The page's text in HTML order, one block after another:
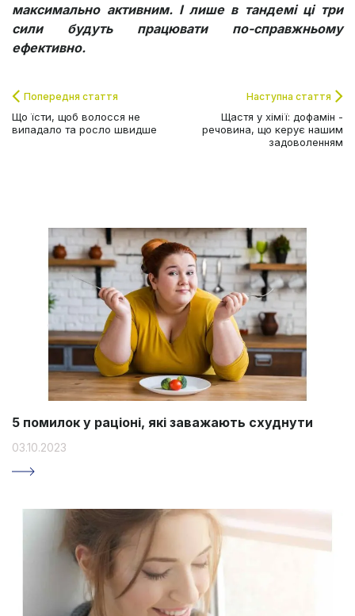
5 помилок у раціоні, які заважають схуднути
03.10.2023
максимально активним. І лише в тандемі ці три
сили будуть працювати по-справжньому
ефективно.
Попередня стаття
Що їсти, щоб волосся не
випадало та росло швидше
Наступна стаття
Щастя у хімії: дофамін -
речовина, що керує нашим
задоволенням